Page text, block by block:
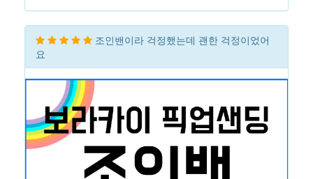
조인밴이라 걱정했는데 괜한 걱정이었어
요